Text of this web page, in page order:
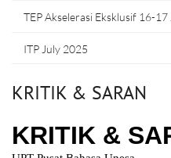
TEP Akselerasi Eksklusif 16-
ITP July 2025
KRITIK & SARAN